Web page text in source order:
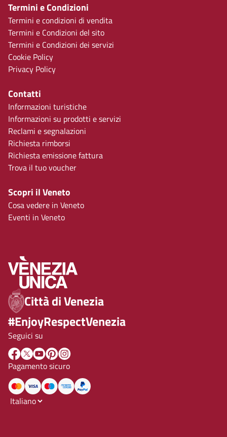
Termini e Condizioni
Termini e condizioni di vendita
Termini e Condizioni del sito
Termini e Condizioni dei servizi
Cookie Policy
Privacy Policy
Contatti
Informazioni turistiche
Informazioni su prodotti e servizi
Reclami e segnalazioni
Richiesta rimborsi
Richiesta emissione fattura
Trova il tuo voucher
Scopri il Veneto
Cosa vedere in Veneto
Eventi in Veneto
Città di Venezia
#EnjoyRespectVenezia
Seguici su
Pagamento sicuro